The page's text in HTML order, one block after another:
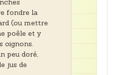
fondre la
(ou mettre
poêle et y
oignons.
peu doré,
jus de